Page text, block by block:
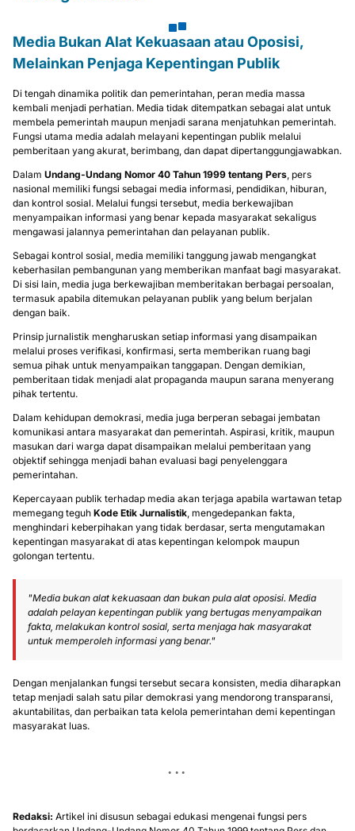
Media Bukan Alat Kekuasaan atau Oposisi,
Melainkan Penjaga Kepentingan Publik
Di tengah dinamika politik dan pemerintahan, peran media massa
kembali menjadi perhatian. Media tidak ditempatkan sebagai alat untuk
membela pemerintah maupun menjadi sarana menjatuhkan pemerintah.
Fungsi utama media adalah melayani kepentingan publik melalui
pemberitaan yang akurat, berimbang, dan dapat dipertanggungjawabkan.
Dalam Undang-Undang Nomor 40 Tahun 1999 tentang Pers , pers
nasional memiliki fungsi sebagai media informasi, pendidikan, hiburan,
dan kontrol sosial. Melalui fungsi tersebut, media berkewajiban
menyampaikan informasi yang benar kepada masyarakat sekaligus
mengawasi jalannya pemerintahan dan pelayanan publik.
Sebagai kontrol sosial, media memiliki tanggung jawab mengangkat
keberhasilan pembangunan yang memberikan manfaat bagi masyarakat.
Di sisi lain, media juga berkewajiban memberitakan berbagai persoalan,
termasuk apabila ditemukan pelayanan publik yang belum berjalan
dengan baik.
Prinsip jurnalistik mengharuskan setiap informasi yang disampaikan
melalui proses verifikasi, konfirmasi, serta memberikan ruang bagi
semua pihak untuk menyampaikan tanggapan. Dengan demikian,
pemberitaan tidak menjadi alat propaganda maupun sarana menyerang
pihak tertentu.
Dalam kehidupan demokrasi, media juga berperan sebagai jembatan
komunikasi antara masyarakat dan pemerintah. Aspirasi, kritik, maupun
masukan dari warga dapat disampaikan melalui pemberitaan yang
objektif sehingga menjadi bahan evaluasi bagi penyelenggara
pemerintahan.
Kepercayaan publik terhadap media akan terjaga apabila wartawan tetap
memegang teguh Kode Etik Jurnalistik , mengedepankan fakta,
menghindari keberpihakan yang tidak berdasar, serta mengutamakan
kepentingan masyarakat di atas kepentingan kelompok maupun
golongan tertentu.
"Media bukan alat kekuasaan dan bukan pula alat oposisi. Media
adalah pelayan kepentingan publik yang bertugas menyampaikan
fakta, melakukan kontrol sosial, serta menjaga hak masyarakat
untuk memperoleh informasi yang benar."
Dengan menjalankan fungsi tersebut secara konsisten, media diharapkan
tetap menjadi salah satu pilar demokrasi yang mendorong transparansi,
akuntabilitas, dan perbaikan tata kelola pemerintahan demi kepentingan
masyarakat luas.
Redaksi: Artikel ini disusun sebagai edukasi mengenai fungsi pers